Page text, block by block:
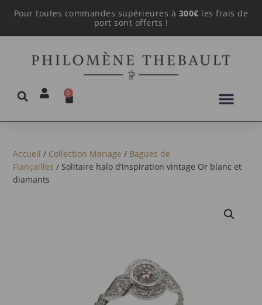
Pour toutes commandes supérieures à 300€ les frais de
port sont offerts !
0
Accueil / Collection Mariage / Bagues de
Fiançailles / Solitaire halo d’inspiration vintage Or blanc et
diamants